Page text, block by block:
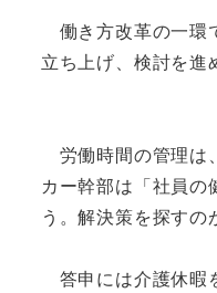
働き方改革の一環
立ち上げ、検討を進
労働時間の管理は
カー幹部は「社員
う。解決策を探すの
答申には介護休暇